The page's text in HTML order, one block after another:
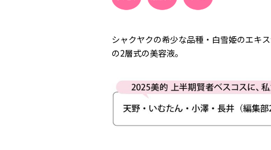
シャクヤクの希少な品種・白雪姫のエキ
の2層式の美容液。